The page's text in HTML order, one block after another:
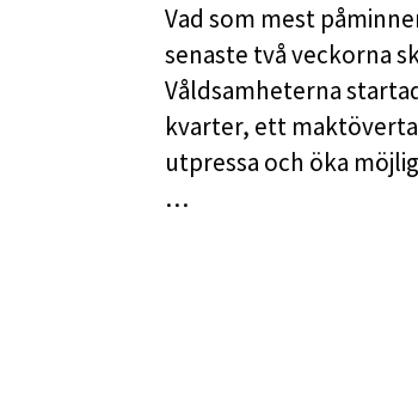
Vad som mest
senaste två veckorna
Våldsamheterna
kvarter, ett
utpressa och öka
…